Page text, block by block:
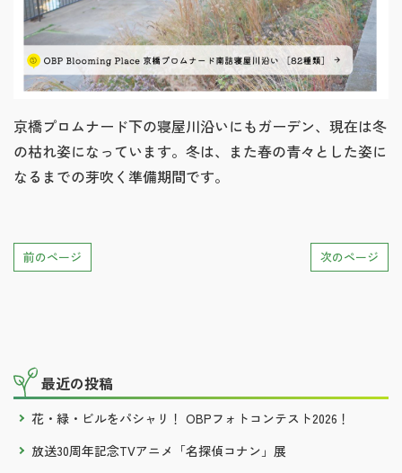
京橋プロムナード下の寝屋川沿いにもガーデン、現在は冬
の枯れ姿になっています。冬は、また春の青々とした姿に
なるまでの芽吹く準備期間です。
前のページ 次のページ
最近の投稿
花・緑・ビルをパシャリ！ OBPフォトコンテスト2026！
放送30周年記念TVアニメ「名探偵コナン」展